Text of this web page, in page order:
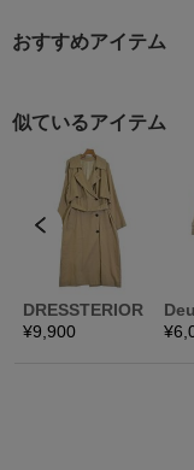
おすすめアイテム